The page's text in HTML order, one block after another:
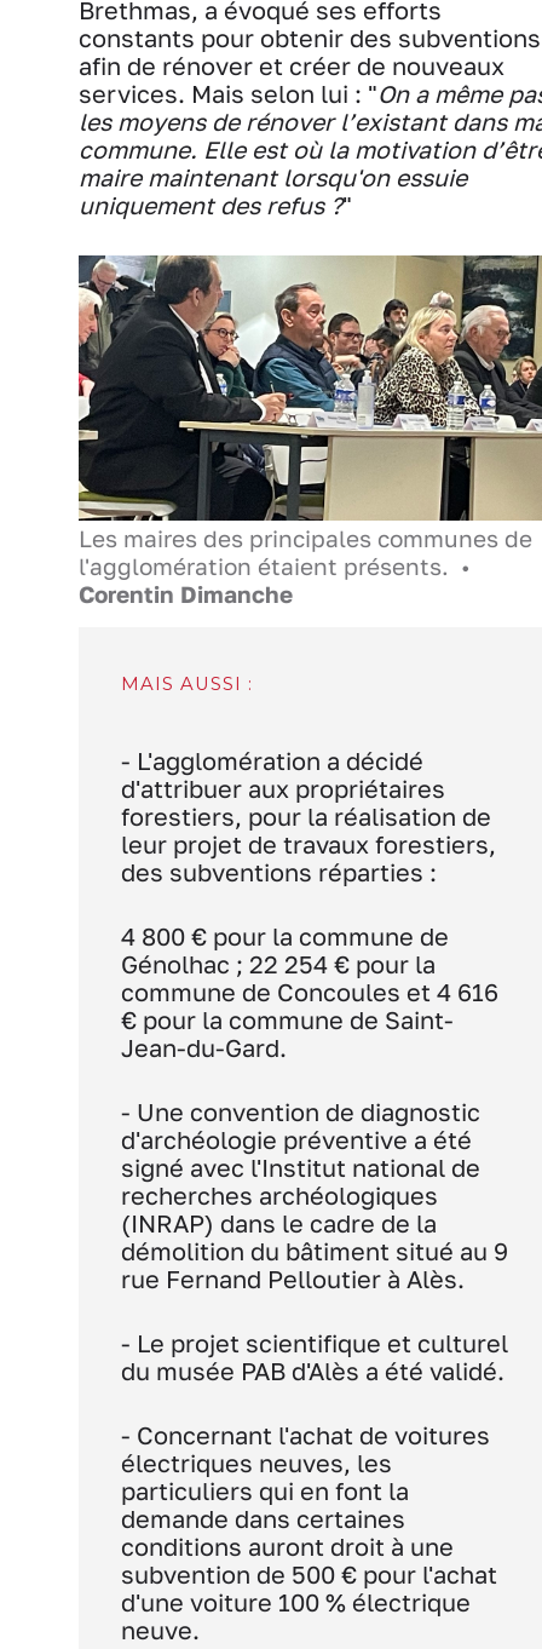
Brethmas, a évoqué ses efforts
constants pour obtenir des subventions
afin de rénover et créer de nouveaux
services. Mais selon lui : "On a même
les moyens de rénover l’existant dans
commune. Elle est où la motivation
maire maintenant lorsqu'on essuie
uniquement des refus ?"
Les maires des principales communes de
l'agglomération étaient présents. •
Corentin Dimanche
MAIS AUSSI :
- L'agglomération a décidé
d'attribuer aux propriétaires
forestiers, pour la réalisation de
leur projet de travaux forestiers,
des subventions réparties :
4 800 € pour la commune de
Génolhac ; 22 254 € pour la
commune de Concoules et 4 616
€ pour la commune de Saint-
Jean-du-Gard.
- Une convention de diagnostic
d'archéologie préventive a été
signé avec l'Institut national de
recherches archéologiques
(INRAP) dans le cadre de la
démolition du bâtiment situé au 9
rue Fernand Pelloutier à Alès.
- Le projet scientifique et culturel
du musée PAB d'Alès a été validé.
- Concernant l'achat de voitures
électriques neuves, les
particuliers qui en font la
demande dans certaines
conditions auront droit à une
subvention de 500 € pour l'achat
d'une voiture 100 % électrique
neuve.